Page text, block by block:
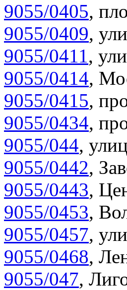
9055/0405,
9055/0409,
9055/0411,
9055/0414,
9055/0415,
9055/0434,
9055/044,
9055/0442,
9055/0443,
9055/0453,
9055/0457,
9055/0468,
9055/047,